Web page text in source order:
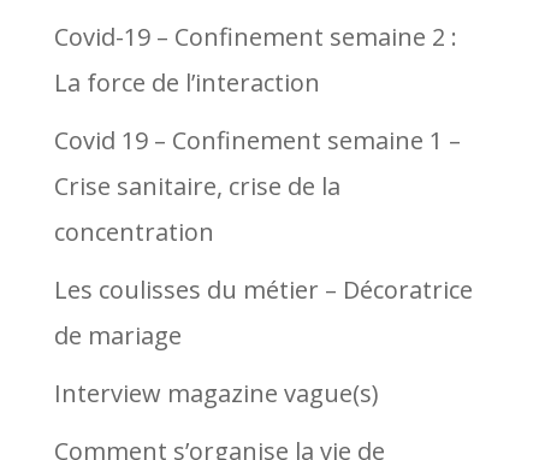
Covid-19 – Confinement semaine 2 :
La force de l’interaction
Covid 19 – Confinement semaine 1 –
Crise sanitaire, crise de la
concentration
Les coulisses du métier – Décoratrice
de mariage
Interview magazine vague(s)
Comment s’organise la vie de